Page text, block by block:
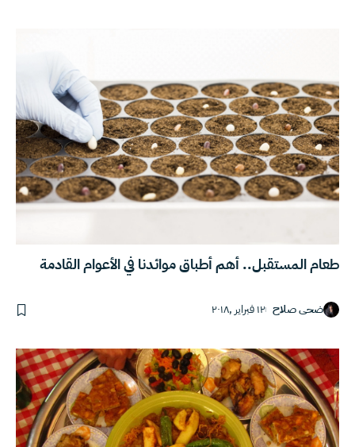
طعام المستقبل.. أهم أطباق موائدنا في الأعوام القادمة
ضحى صلاح ١٢ فبراير ,٢٠١٨